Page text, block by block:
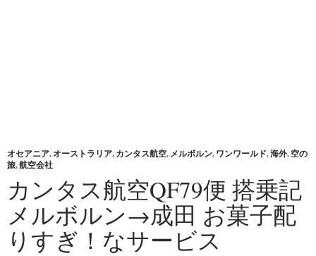
オセアニア,オーストラリア, カンタス航空, メルボルン, ワンワールド,海外, 空の
旅,航空会社
カンタス航空QF79便 搭乗記
メルボルン→成田 お菓子配
りすぎ！なサービス